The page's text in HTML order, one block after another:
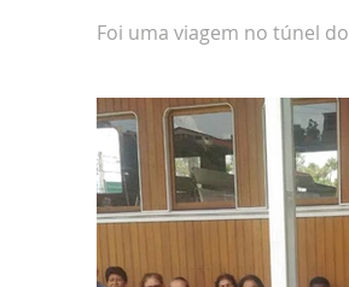
Foi uma viagem no túnel